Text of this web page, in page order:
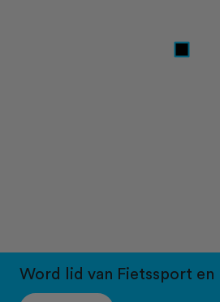
Word lid van Fietssport